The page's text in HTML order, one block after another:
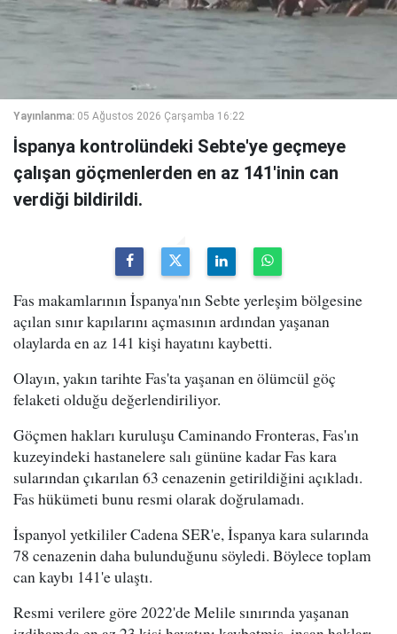
Yayınlanma: 05 Ağustos 2026 Çarşamba 16:22
İspanya kontrolündeki Sebte'ye geçmeye
çalışan göçmenlerden en az 141'inin can
verdiği bildirildi.
Fas makamlarının İspanya'nın Sebte yerleşim bölgesine
açılan sınır kapılarını açmasının ardından yaşanan
olaylarda en az 141 kişi hayatını kaybetti.
Olayın, yakın tarihte Fas'ta yaşanan en ölümcül göç
felaketi olduğu değerlendiriliyor.
Göçmen hakları kuruluşu Caminando Fronteras, Fas'ın
kuzeyindeki hastanelere salı gününe kadar Fas kara
sularından çıkarılan 63 cenazenin getirildiğini açıkladı.
Fas hükümeti bunu resmi olarak doğrulamadı.
İspanyol yetkililer Cadena SER'e, İspanya kara sularında
78 cenazenin daha bulunduğunu söyledi. Böylece toplam
can kaybı 141'e ulaştı.
Resmi verilere göre 2022'de Melile sınırında yaşanan